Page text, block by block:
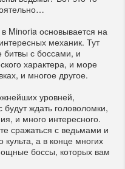
Minoria основывается на
механик. Тут
с боссами, и
характера, и море
и многое другое.
уровней,
будут ждать головоломки,
и много интересного.
сражаться с ведьмами и
а в конце многих
боссы, которых вам